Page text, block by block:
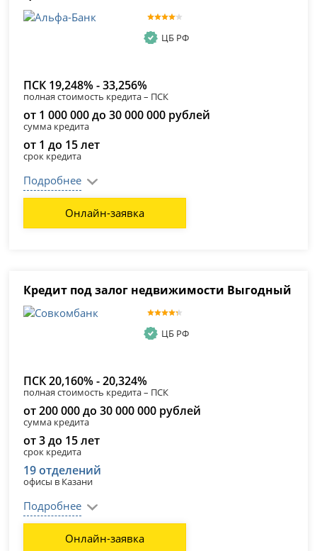
ЦБ РФ
ПСК 19,248% - 33,256%
полная стоимость кредита – ПСК
от 1 000 000 до 30 000 000 рублей
сумма кредита
от 1 до 15 лет
срок кредита
Подробнее
Онлайн-заявка
Кредит под залог недвижимости Выгодный
ЦБ РФ
ПСК 20,160% - 20,324%
полная стоимость кредита – ПСК
от 200 000 до 30 000 000 рублей
сумма кредита
от 3 до 15 лет
срок кредита
19 отделений
офисы в Казани
Подробнее
Онлайн-заявка